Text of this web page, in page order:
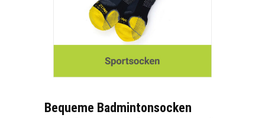
Bequeme Badmintonsocken